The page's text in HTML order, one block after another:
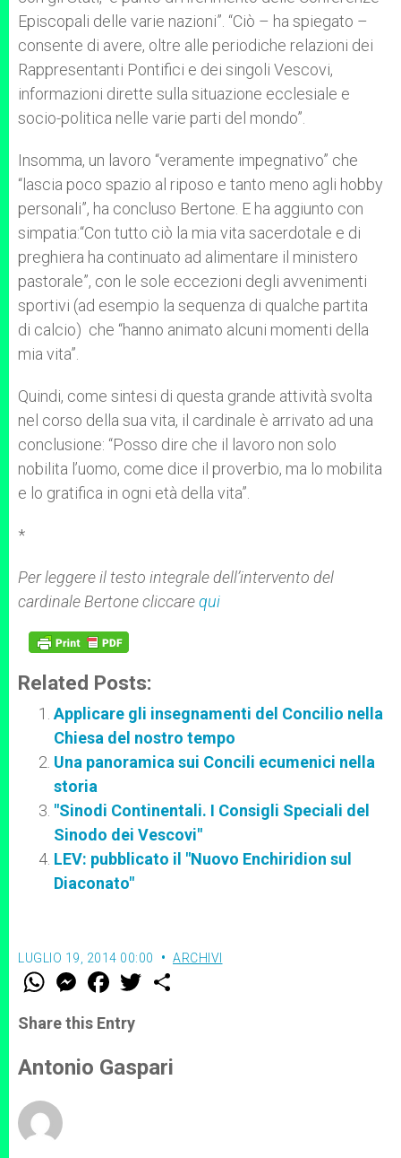
Episcopali delle varie nazioni”. “Ciò – ha spiegato –
consente di avere, oltre alle periodiche relazioni dei
Rappresentanti Pontifici e dei singoli Vescovi,
informazioni dirette sulla situazione ecclesiale e
socio-politica nelle varie parti del mondo”.
Insomma, un lavoro “veramente impegnativo” che
“lascia poco spazio al riposo e tanto meno agli hobby
personali”, ha concluso Bertone. E ha aggiunto con
simpatia:“Con tutto ciò la mia vita sacerdotale e di
preghiera ha continuato ad alimentare il ministero
pastorale”, con le sole eccezioni degli avvenimenti
sportivi (ad esempio la sequenza di qualche partita
di calcio) che “hanno animato alcuni momenti della
mia vita”.
Quindi, come sintesi di questa grande attività svolta
nel corso della sua vita, il cardinale è arrivato ad una
conclusione: “Posso dire che il lavoro non solo
nobilita l’uomo, come dice il proverbio, ma lo mobilita
e lo gratifica in ogni età della vita”.
*
Per leggere il testo integrale dell’intervento del
cardinale Bertone cliccarequi
Related Posts:
Applicare gli insegnamenti del Concilio nella
Chiesa del nostro tempo
Una panoramica sui Concili ecumenici nella
storia
"Sinodi Continentali. I Consigli Speciali del
Sinodo dei Vescovi"
LEV: pubblicato il "Nuovo Enchiridion sul
Diaconato"
LUGLIO 19, 2014 00:00 ARCHIVI
W
t
s
p
p
M
e
s
e
g
e
F
a
e
b
o
k
w
r
Share this Entry
Antonio Gaspari